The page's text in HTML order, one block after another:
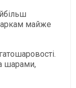
майже
шарами,